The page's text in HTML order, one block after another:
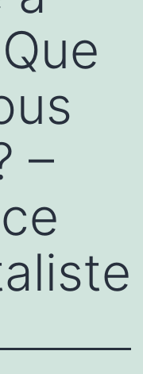
–